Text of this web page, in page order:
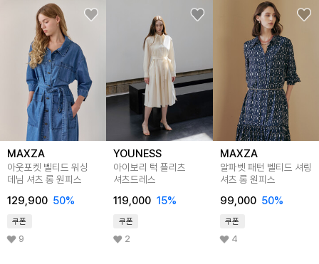
MAXZA
아웃포켓 벨티드 워싱
데님 셔츠 롱 원피스
129,900 50%
쿠폰
9
YOUNESS
아이보리 턱 플리츠
셔츠드레스
119,000 15%
쿠폰
2
MAXZA
알파벳 패턴 벨티드 셔링
셔츠 롱 원피스
99,000 50%
쿠폰
4